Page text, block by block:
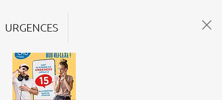
URGENCES